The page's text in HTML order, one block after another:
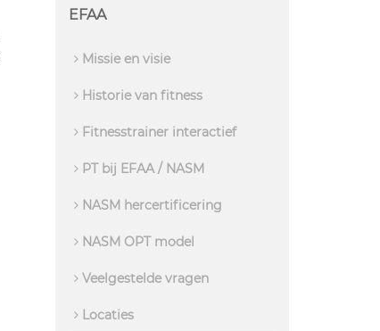
EFAA
Missie en visie
Historie van fitness
Fitnesstrainer interactief
PT bij EFAA / NASM
NASM hercertificering
NASM OPT model
Veelgestelde vragen
Locaties